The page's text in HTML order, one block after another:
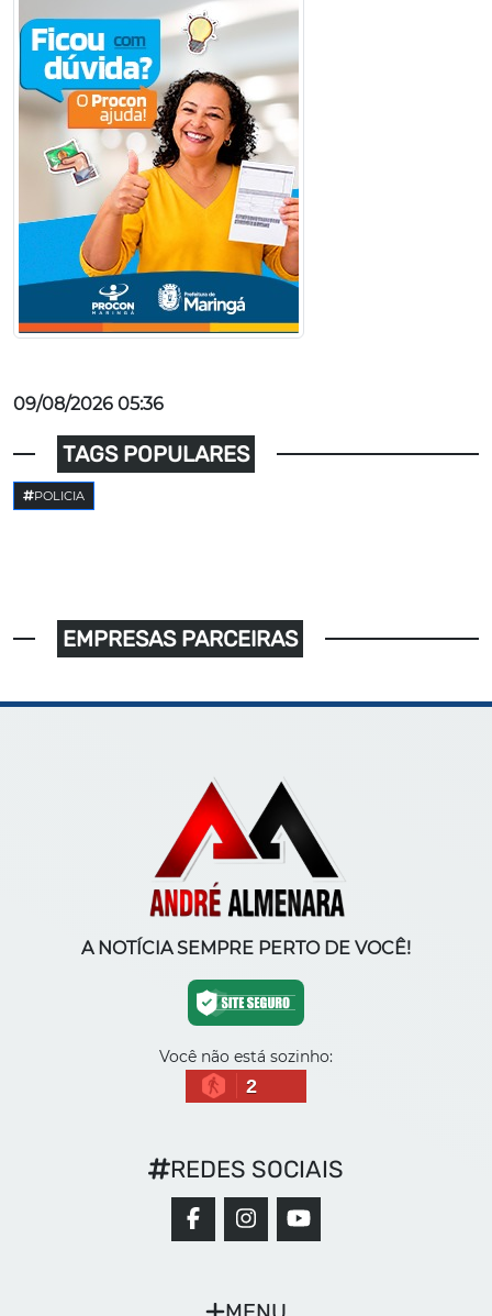
09/08/2026 05:36
TAGS POPULARES
POLICIA
EMPRESAS PARCEIRAS
A NOTÍCIA SEMPRE PERTO DE VOCÊ!
Você não está sozinho:
2
REDES SOCIAIS